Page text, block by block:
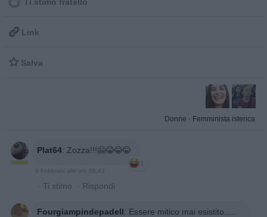
Ti stimo fratello
 Link
 Salva
Donne · Femminista isterica
Plat64: Zozza!!!🤗😂😂😂
1
9 Febbraio alle ore 08:43
· Ti stimo · Rispondi
Fourgiampindepadell: Essere mitico mai esistito.....